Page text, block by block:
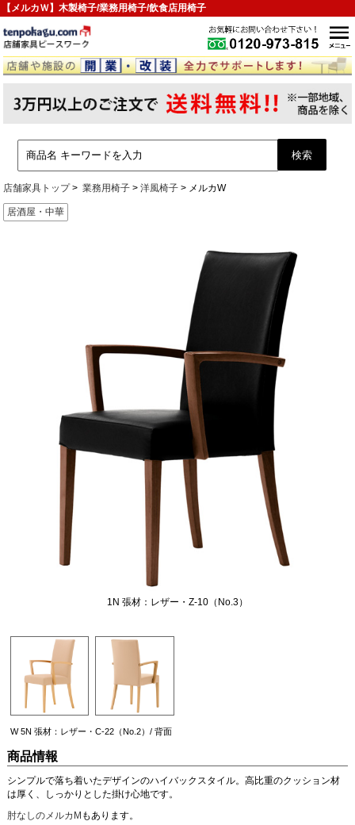
【メルカＷ】木製椅子/業務用椅子/飲食店用椅子
店舗家具トップ 業務用椅子 洋風椅子 メルカW
居酒屋・中華
1N 張材：レザー・Z-10（No.3）
W 5N 張材：レザー・C-22（No.2）/ 背面
商品情報
シンプルで落ち着いたデザインのハイバックスタイル。高比重のクッション材
は厚く、しっかりとした掛け心地です。
肘なしのメルカM もあります。